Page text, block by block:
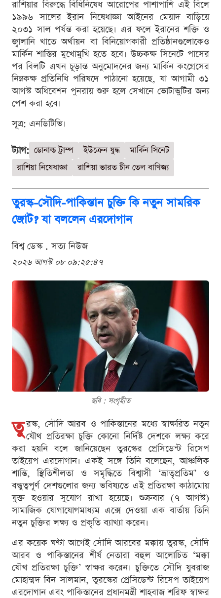
রাশিয়ার বিরুদ্ধে বিধিনিষেধ আরোপের পাশাপাশি এই বিলে
১৯৯৬ সালের ইরান নিষেধাজ্ঞা আইনের মেয়াদ বাড়িয়ে
২০৩১ সাল পর্যন্ত করা হয়েছে। এর ফলে ইরানের শক্তি ও
জ্বালানি খাতে অর্থায়ন বা বিনিয়োগকারী প্রতিষ্ঠানগুলোকেও
মার্কিন শাস্তির মুখোমুখি হতে হবে। উচ্চকক্ষ সিনেটে পাসের
পর বিলটি এখন চূড়ান্ত অনুমোদনের জন্য মার্কিন কংগ্রেসের
নিম্নকক্ষ প্রতিনিধি পরিষদে পাঠানো হয়েছে, যা আগামী ৩১
আগস্ট অধিবেশন পুনরায় শুরু হলে সেখানে ভোটাভুটির জন্য
পেশ করা হবে।
সূত্র: এনডিটিভি।
ট্যাগ: ডোনাল্ড ট্রাম্প ইউক্রেন যুদ্ধ
মার্কিন সিনেট
রাশিয়া নিষেধাজ্ঞা
রাশিয়া ভারত চীন তেল বাণিজ্য
তুরস্ক-সৌদি-পাকিস্তান চুক্তি কি নতুন সামরিক
জোট? যা বললেন এরদোগান
বিশ্ব ডেস্ক . সত্য নিউজ
২০২৬ আগস্ট ০৮ ০৯:২৫:৪৭
ছবি : সংগৃহীত
তু রস্ক, সৌদি আরব ও পাকিস্তানের মধ্যে স্বাক্ষরিত নতুন
যৌথ প্রতিরক্ষা চুক্তি কোনো নির্দিষ্ট দেশকে লক্ষ্য করে
করা হয়নি বলে জানিয়েছেন তুরস্কের প্রেসিডেন্ট রিসেপ
তাইয়েপ এরদোগান। একই সঙ্গে তিনি বলেছেন, আঞ্চলিক
শান্তি, স্থিতিশীলতা ও সমৃদ্ধিতে বিশ্বাসী ‘ভ্রাতৃপ্রতিম’ ও
বন্ধুত্বপূর্ণ দেশগুলোর জন্য ভবিষ্যতে এই প্রতিরক্ষা কাঠামোয়
যুক্ত হওয়ার সুযোগ রাখা হয়েছে। শুক্রবার (৭ আগস্ট)
সামাজিক যোগাযোগমাধ্যম এক্সে দেওয়া এক বার্তায় তিনি
নতুন চুক্তির লক্ষ্য ও প্রকৃতি ব্যাখ্যা করেন।
এর কয়েক ঘণ্টা আগেই সৌদি আরবের মক্কায় তুরস্ক, সৌদি
আরব ও পাকিস্তানের শীর্ষ নেতারা বহুল আলোচিত ‘মক্কা
যৌথ প্রতিরক্ষা চুক্তি’ স্বাক্ষর করেন। চুক্তিতে সৌদি যুবরাজ
মোহাম্মদ বিন সালমান, তুরস্কের প্রেসিডেন্ট রিসেপ তাইয়েপ
এরদোগান এবং পাকিস্তানের প্রধানমন্ত্রী শাহবাজ শরিফ স্বাক্ষর